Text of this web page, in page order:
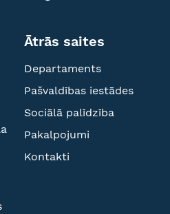
Ātrās saites
Departaments
Pašvaldības iestādes
Sociālā palīdzība
Pakalpojumi
Kontakti